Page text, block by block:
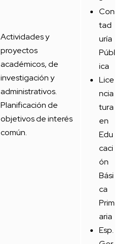
Actividades y
proyectos
académicos, de
investigación y
administrativos.
Planificación de
objetivos de interés
común.
Con
tad
uría
Públ
ica
Lice
ncia
tura
en
Edu
caci
ón
Bási
ca
Prim
aria
Esp.